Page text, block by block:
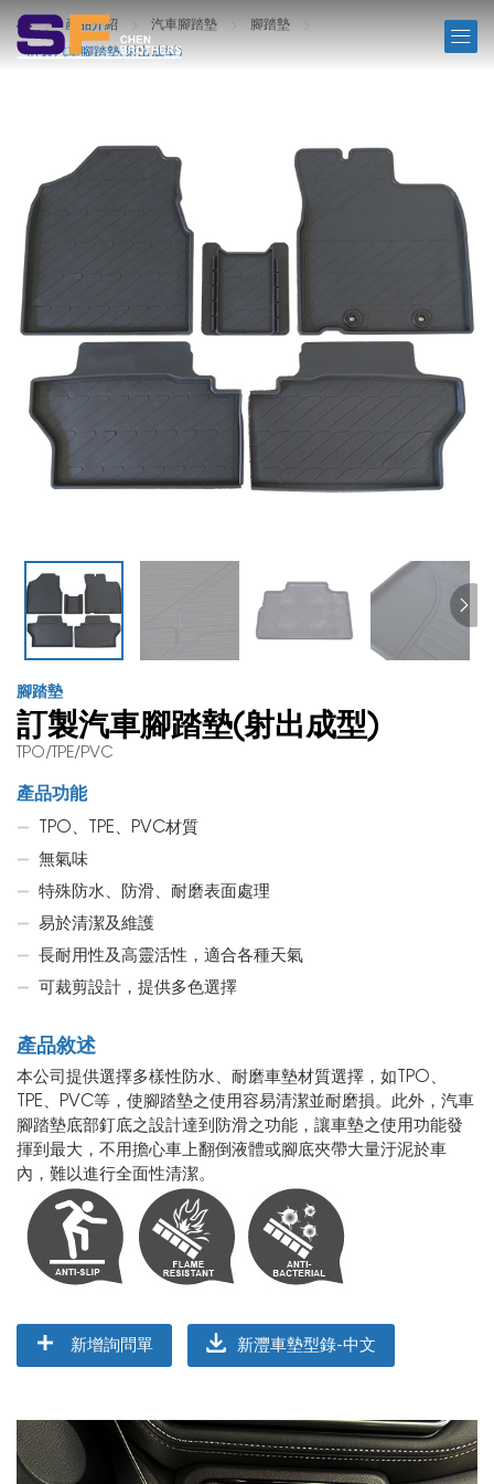
產品介紹 汽車腳踏墊
腳踏墊
訂製汽車腳踏墊(射出成型)
腳踏墊
訂製汽車腳踏墊(射出成型)
TPO/TPE/PVC
產品功能
TPO、TPE、PVC材質
無氣味
特殊防水、防滑、耐磨表面處理
易於清潔及維護
長耐用性及高靈活性，適合各種天氣
可裁剪設計，提供多色選擇
產品敘述
本公司提供選擇多樣性防水、耐磨車墊材質選擇，如TPO、
TPE、PVC等，使腳踏墊之使用容易清潔並耐磨損。此外，汽車
腳踏墊底部釘底之設計達到防滑之功能，讓車墊之使用功能發
揮到最大，不用擔心車上翻倒液體或腳底夾帶大量汙泥於車
內，難以進行全面性清潔。
新增詢問單 新灃車墊型錄-中文